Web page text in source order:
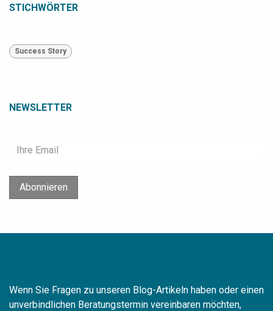
STICHWÖRTER
Success Story
NEWSLETTER
Abonnieren
Wenn Sie Fragen zu unseren Blog-Artikeln haben oder einen
unverbindlichen Beratungstermin vereinbaren möchten,